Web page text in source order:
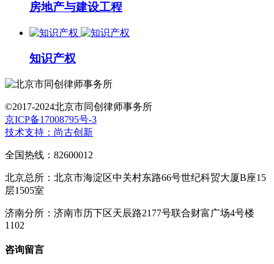
房地产与建设工程
知识产权
©2017-2024北京市同创律师事务所
京ICP备17008795号-3
技术支持：尚古创新
全国热线：82600012
北京总所：北京市海淀区中关村东路66号世纪科贸大厦B座15
层1505室
济南分所：济南市历下区天辰路2177号联合财富广场4号楼
1102
咨询留言